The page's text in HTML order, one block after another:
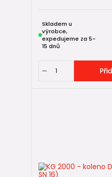
Skladem u
výrobce,
expedujeme za 5-
15 dnů